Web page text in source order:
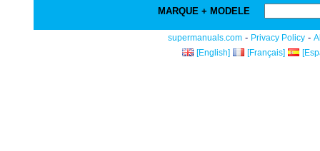
MARQUE + MODELE
supermanuals.com - Privacy Policy -
[English]
[Français]